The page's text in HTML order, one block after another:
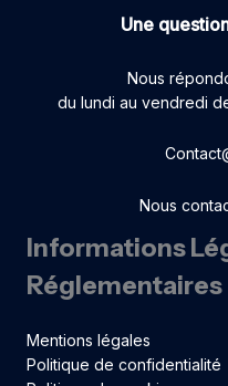
Une
Nous
du lundi au vendredi
Nous
Informations
Réglementaires
Mentions légales
Politique de confidentialité